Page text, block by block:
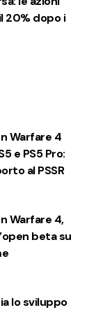
20% dopo i
Warfare 4
e PS5 Pro:
al PSSR
Warfare 4,
beta su
lo sviluppo